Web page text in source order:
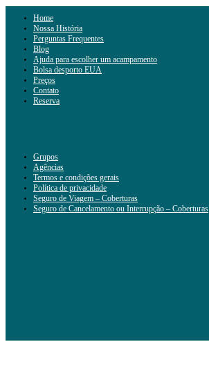
Home
Nossa História
Perguntas Frequentes
Blog
Ajuda para escolher um acampamento
Bolsa desporto EUA
Preços
Contato
Reserva
Grupos
Agências
Termos e condições gerais
Política de privacidade
Seguro de Viagem – Coberturas
Seguro de Cancelamento ou Interrupção – Coberturas